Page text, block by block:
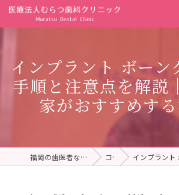
インプラント ボーン
手順と注意点を解説
家がおすすめす
福岡の歯医者ならむらつ歯科クリニック コラム インプラント ボーングラフトの